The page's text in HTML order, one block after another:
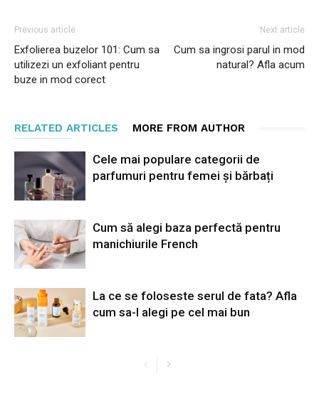
Previous article
Exfolierea buzelor 101: Cum sa
utilizezi un exfoliant pentru
buze in mod corect
Next article
Cum sa ingrosi parul in mod
natural? Afla acum
RELATED ARTICLES MORE FROM AUTHOR
Cele mai populare categorii de
parfumuri pentru femei și bărbați
Cum să alegi baza perfectă pentru
manichiurile French
La ce se foloseste serul de fata? Afla
cum sa-l alegi pe cel mai bun